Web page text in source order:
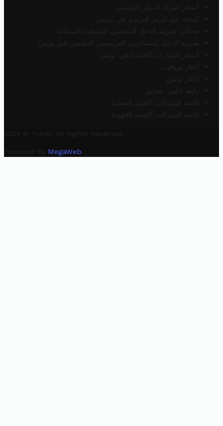
أسعار صرف الدينار التونسي
البحث عن الرمز البريدي في تونس
محاكي ضريبة الدخل الشخصي للموظف/المتقاعد
ضريبة الدخل للمتقاعدين الفرنسيين المقيمين في تونس
أسعار السيارات الجديدة في تونس
أخبار تروفيت
أخبار تونس
رابط خلفي مجاني
قائمة الشركات الأهلية المحلية
قائمة الشركات الأهلية الجهوية
2025 © Trovit. All Rights Reserved.
Powered By MegaWeb